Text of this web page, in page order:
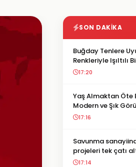
SON DAKIKA
Buğday Tenlere
Renkleriyle Işıltılı
17:20
Yaş Almaktan Öte
Modern ve Şık
17:16
Savunma
projeleri tek çatı
17:14